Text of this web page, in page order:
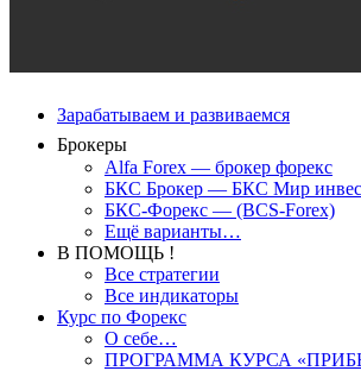
Зарабатываем и развиваемся
Брокеры
Alfa Forex — брокер форекс
БКС Брокер — БКС Мир
БКС-Форекс — (BCS-Forex)
Ещё варианты…
В ПОМОЩЬ !
Все стратегии
Все индикаторы
Курс по Форекс
О себе…
ПРОГРАММА КУРСА